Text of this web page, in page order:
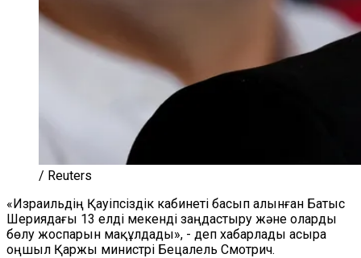
/ Reuters
«Израильдің Қауіпсіздік кабинеті басып алынған Батыс
Шериядағы 13 елді мекенді заңдастыру және оларды
бөлу жоспарын мақұлдады», - деп хабарлады асыра
оңшыл Қаржы министрі Бецалель Смотрич.